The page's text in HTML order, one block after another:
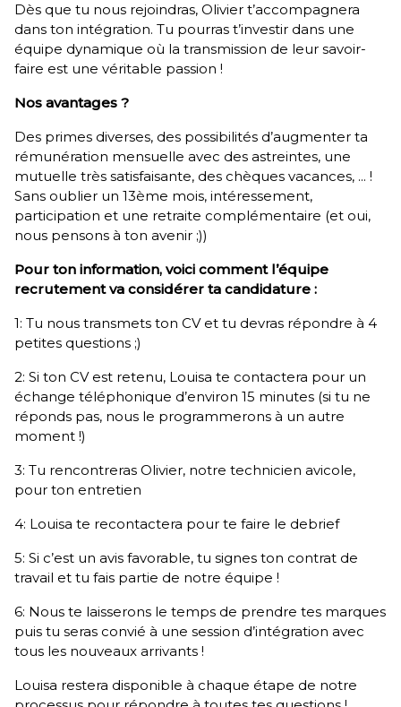
Dès que tu nous rejoindras, Olivier t’accompagnera
dans ton intégration. Tu pourras t’investir dans une
équipe dynamique où la transmission de leur savoir-
faire est une véritable passion !
Nos avantages ?
Des primes diverses, des possibilités d’augmenter ta
rémunération mensuelle avec des astreintes, une
mutuelle très satisfaisante, des chèques vacances, ... !
Sans oublier un 13ème mois, intéressement,
participation et une retraite complémentaire (et oui,
nous pensons à ton avenir ;))
Pour ton information, voici comment l’équipe
recrutement va considérer ta candidature :
1: Tu nous transmets ton CV et tu devras répondre à 4
petites questions ;)
2: Si ton CV est retenu, Louisa te contactera pour un
échange téléphonique d’environ 15 minutes (si tu ne
réponds pas, nous le programmerons à un autre
moment !)
3: Tu rencontreras Olivier, notre technicien avicole,
pour ton entretien
4: Louisa te recontactera pour te faire le debrief
5: Si c’est un avis favorable, tu signes ton contrat de
travail et tu fais partie de notre équipe !
6: Nous te laisserons le temps de prendre tes marques
puis tu seras convié à une session d’intégration avec
tous les nouveaux arrivants !
Louisa restera disponible à chaque étape de notre